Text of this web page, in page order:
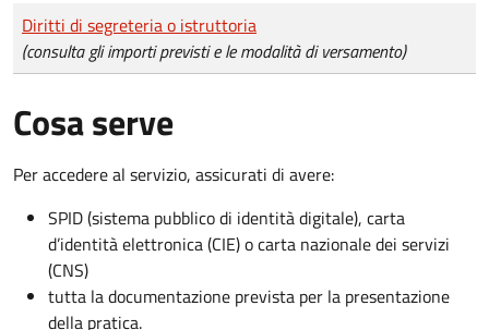
Tipo di pagamento
Importo
Diritti di segreteria o istruttoria
(consulta gli importi previsti e le modalità di versamento)
Cosa serve
Per accedere al servizio, assicurati di avere:
SPID (sistema pubblico di identità digitale), carta
d’identità elettronica (CIE) o carta nazionale dei servizi
(CNS)
tutta la documentazione prevista per la presentazione
della pratica.